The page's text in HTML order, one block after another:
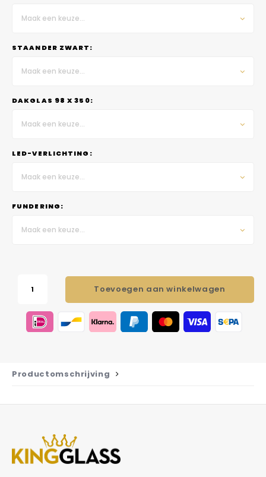
Maak een keuze...
STAANDER ZWART:
Maak een keuze...
DAKGLAS 98 X 350:
Maak een keuze...
LED-VERLICHTING:
Maak een keuze...
FUNDERING:
Maak een keuze...
Toevoegen aan winkelwagen
Productomschrijving